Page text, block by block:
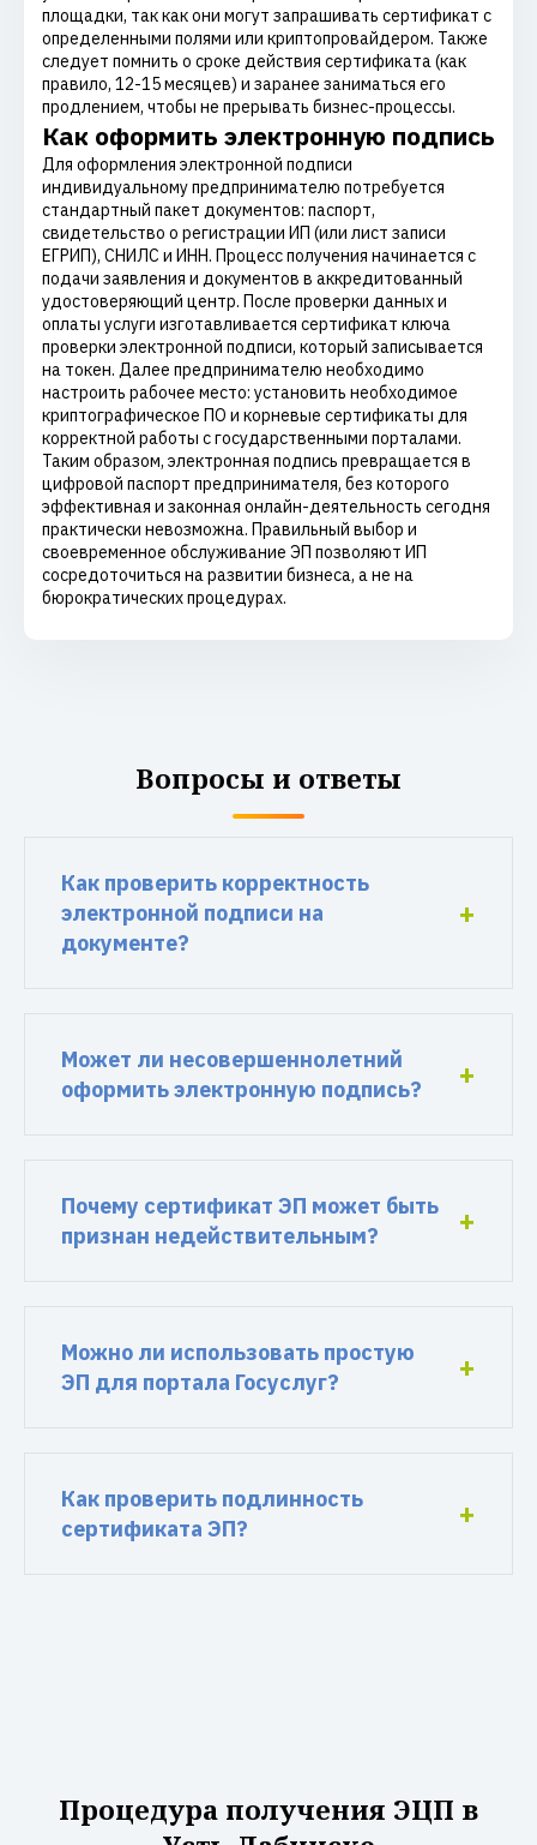
площадки, так как они могут запрашивать сертификат с
определенными полями или криптопровайдером. Также
следует помнить о сроке действия сертификата (как
правило, 12-15 месяцев) и заранее заниматься его
продлением, чтобы не прерывать бизнес-процессы.
Как оформить электронную подпись
Для оформления электронной подписи
индивидуальному предпринимателю потребуется
стандартный пакет документов: паспорт,
свидетельство о регистрации ИП (или лист записи
ЕГРИП), СНИЛС и ИНН. Процесс получения начинается с
подачи заявления и документов в аккредитованный
удостоверяющий центр. После проверки данных и
оплаты услуги изготавливается сертификат ключа
проверки электронной подписи, который записывается
на токен. Далее предпринимателю необходимо
настроить рабочее место: установить необходимое
криптографическое ПО и корневые сертификаты для
корректной работы с государственными порталами.
Таким образом, электронная подпись превращается в
цифровой паспорт предпринимателя, без которого
эффективная и законная онлайн-деятельность сегодня
практически невозможна. Правильный выбор и
своевременное обслуживание ЭП позволяют ИП
сосредоточиться на развитии бизнеса, а не на
бюрократических процедурах.
Вопросы и ответы
Как проверить корректность
электронной подписи на
документе?
Может ли несовершеннолетний
оформить электронную подпись?
Почему сертификат ЭП может быть
признан недействительным?
Можно ли использовать простую
ЭП для портала Госуслуг?
Как проверить подлинность
сертификата ЭП?
Процедура получения ЭЦП в